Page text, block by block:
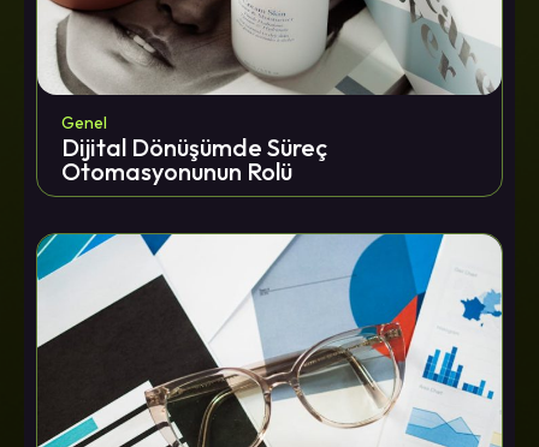
Genel
Dijital Dönüşümde Süreç
Otomasyonunun Rolü